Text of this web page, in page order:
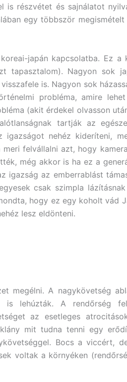
is részvétet és sajnálatot
egy többször
japán kapcsolatba. Ez a
tapasztalom). Nagyon sok
is. Nagyon sok
probléma, amire lehet
(akit érdekel olvasson
tartják az
igazságot nehéz kideríteni,
felvállalni azt, hogy
még akkor is ha ez a
igazság az emberrablást
csak szimpla
hogy ez egy koholt vád
lesz eldönteni.
megélni. A nagykövetség
lehúzták. A rendőrség
az esetleges
mit tudna tenni egy
Bocs a viccért,
voltak a környéken